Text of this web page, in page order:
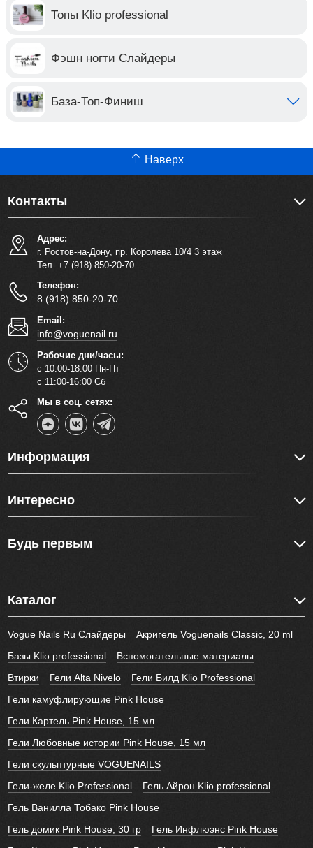
Топы Klio professional
Фэшн ногти Слайдеры
База-Топ-Финиш
Наверх
Контакты
Адрес:
г. Ростов-на-Дону, пр. Королева 10/4 3 этаж
Тел. +7 (918) 850-20-70
Телефон:
8 (918) 850-20-70
Email:
info@voguenail.ru
Рабочие дни/часы:
с 10:00-18:00 Пн-Пт
с 11:00-16:00 Сб
Мы в соц. сетях:
Информация
Интересно
Будь первым
Каталог
Vogue Nails Ru Слайдеры
Акригель Voguenails Classic, 20 ml
Базы Klio professional
Вспомогательные материалы
Втирки
Гели Alta Nivelo
Гели Билд Klio Professional
Гели камуфлирующие Pink House
Гели Картель Pink House, 15 мл
Гели Любовные истории Pink House, 15 мл
Гели скульптурные VOGUENAILS
Гели-желе Klio Professional
Гель Айрон Klio professional
Гель Ванилла Тобако Pink House
Гель домик Pink House, 30 гр
Гель Инфлюэнс Pink House